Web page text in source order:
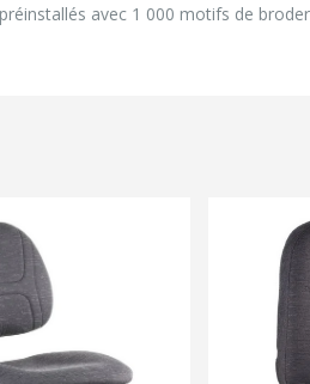
avec 1 000 motifs de